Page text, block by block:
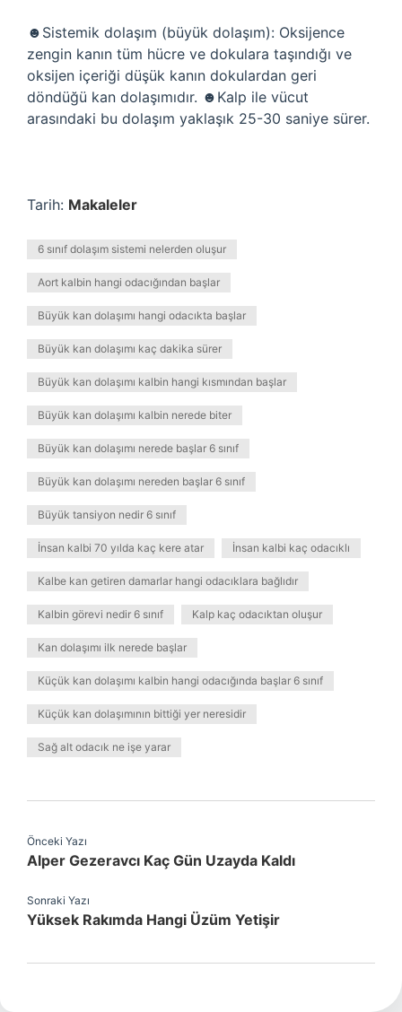
☻Sistemik dolaşım (büyük dolaşım): Oksijence
zengin kanın tüm hücre ve dokulara taşındığı ve
oksijen içeriği düşük kanın dokulardan geri
döndüğü kan dolaşımıdır. ☻Kalp ile vücut
arasındaki bu dolaşım yaklaşık 25-30 saniye sürer.
Tarih: Makaleler
6 sınıf dolaşım sistemi nelerden oluşur
Aort kalbin hangi odacığından başlar
Büyük kan dolaşımı hangi odacıkta başlar
Büyük kan dolaşımı kaç dakika sürer
Büyük kan dolaşımı kalbin hangi kısmından başlar
Büyük kan dolaşımı kalbin nerede biter
Büyük kan dolaşımı nerede başlar 6 sınıf
Büyük kan dolaşımı nereden başlar 6 sınıf
Büyük tansiyon nedir 6 sınıf
İnsan kalbi 70 yılda kaç kere atar İnsan kalbi kaç odacıklı
Kalbe kan getiren damarlar hangi odacıklara bağlıdır
Kalbin görevi nedir 6 sınıf Kalp kaç odacıktan oluşur
Kan dolaşımı ilk nerede başlar
Küçük kan dolaşımı kalbin hangi odacığında başlar 6 sınıf
Küçük kan dolaşımının bittiği yer neresidir
Sağ alt odacık ne işe yarar
Önceki Yazı
Alper Gezeravcı Kaç Gün Uzayda Kaldı
Sonraki Yazı
Yüksek Rakımda Hangi Üzüm Yetişir